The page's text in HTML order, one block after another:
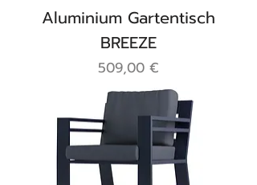
Aluminium Gartentisch
BREEZE
Preis
509,00 €